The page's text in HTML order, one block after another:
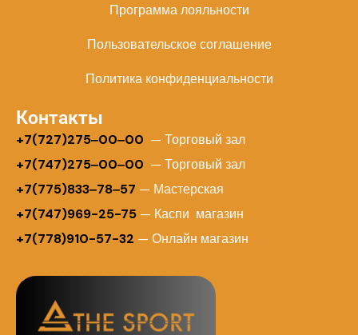
Программа лояльности
Пользовательское соглашение
Политика конфиденциальности
Контакты
+7(727)275‒00‒00 — Торговый зал
+7(747)275‒00‒00 — Торговый зал
+7(775)833‒78‒57 — Мастерская
+7(747)969-25-75 — Каспи магазин
+7(778)910-57-32 — Онлайн магазин